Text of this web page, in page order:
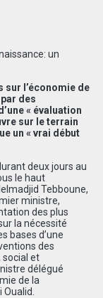
sur l’économie de
des
« évaluation
sur le terrain
un « vrai début
deux jours au
le haut
Tebboune,
ministre,
des plus
la nécessité
bases d’une
des
social et
délégué
de la